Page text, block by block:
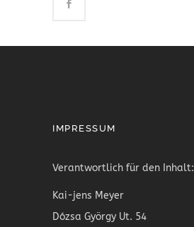
IMPRESSUM
Verantwortlich für den Inhalt:
Kai-jens Meyer
Dózsa György Ut. 54